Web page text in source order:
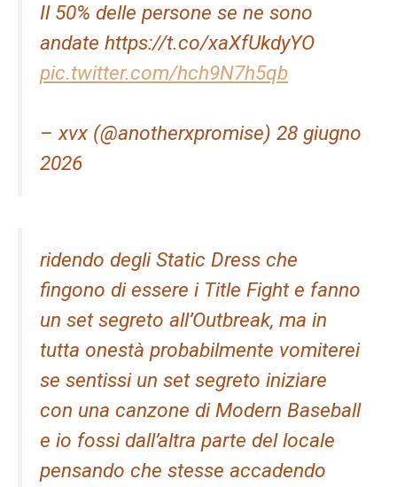
Il 50% delle persone se ne sono
andate https://t.co/xaXfUkdyYO
pic.twitter.com/hch9N7h5qb
– xvx (@anotherxpromise) 28 giugno
2026
ridendo degli Static Dress che
fingono di essere i Title Fight e fanno
un set segreto all’Outbreak, ma in
tutta onestà probabilmente vomiterei
se sentissi un set segreto iniziare
con una canzone di Modern Baseball
e io fossi dall’altra parte del locale
pensando che stesse accadendo